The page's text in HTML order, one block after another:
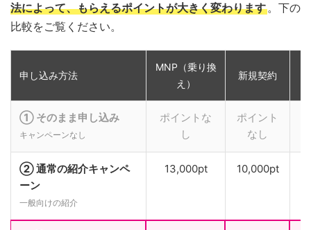
法によって、もらえるポイントが大きく変わります。下の
比較をご覧ください。
申し込み方法
MNP（乗り換
え）
新規契約
① そのまま申し込み
キャンペーンなし
ポイントな
し
ポイント
なし
② 通常の紹介キャンペ
ーン
一般向けの紹介
13,000pt 10,000pt